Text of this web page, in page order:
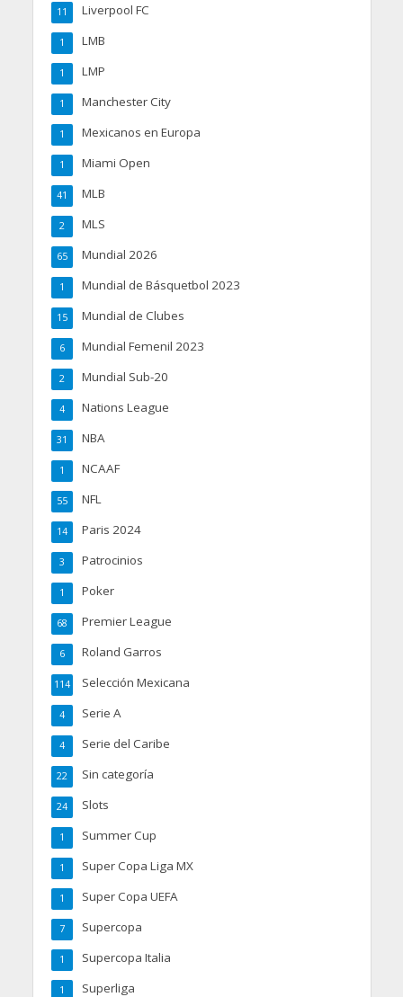
Liverpool FC
11
LMB
1
LMP
1
Manchester City
1
Mexicanos en Europa
1
Miami Open
1
MLB
41
MLS
2
Mundial 2026
65
Mundial de Básquetbol 2023
1
Mundial de Clubes
15
Mundial Femenil 2023
6
Mundial Sub-20
2
Nations League
4
NBA
31
NCAAF
1
NFL
55
Paris 2024
14
Patrocinios
3
Poker
1
Premier League
68
Roland Garros
6
Selección Mexicana
114
Serie A
4
Serie del Caribe
4
Sin categoría
22
Slots
24
Summer Cup
1
Super Copa Liga MX
1
Super Copa UEFA
1
Supercopa
7
Supercopa Italia
1
Superliga
1